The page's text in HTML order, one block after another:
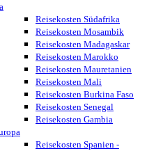
Reisekosten Südafrika
Reisekosten Mosambik
Reisekosten Madagaskar
Reisekosten Marokko
Reisekosten Mauretanien
Reisekosten Mali
Reisekosten Burkina Faso
Reisekosten Senegal
Reisekosten Gambia
Reisekosten Spanien -